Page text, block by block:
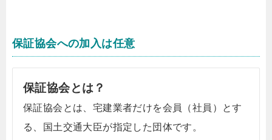
保証協会への加入は任意
保証協会とは？
保証協会とは、宅建業者だけを会員（社員）とす
る、国土交通大臣が指定した団体です。